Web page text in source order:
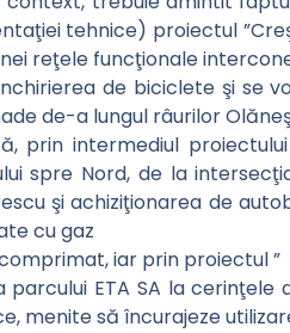
tehnice) proiectul
reţele funcţionale
de biciclete şi se
de-a lungul râurilor
prin intermediul
spre Nord, de la
şi achiziţionarea de
cu gaz
iar prin proiectul ”
parcului ETA SA la
menite să încurajeze